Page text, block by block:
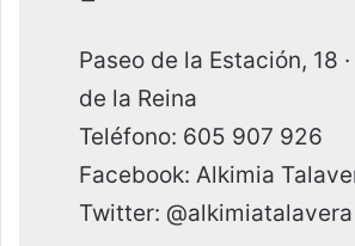
Paseo de la Estación, 18
de la Reina
Teléfono: 605 907 926
Facebook: Alkimia
Twitter: @alkimiatalavera